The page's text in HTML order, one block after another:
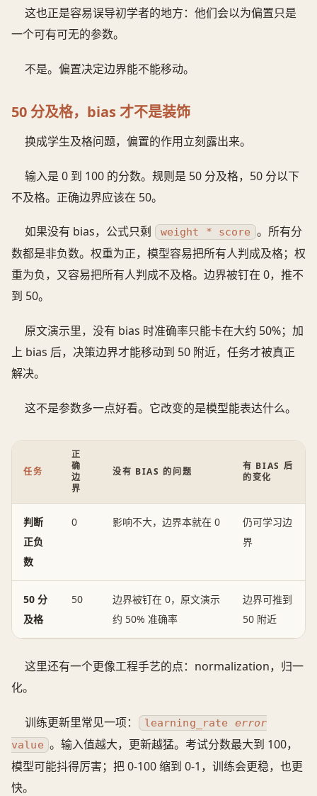
这也正是容易误导初学者的地方：他们会以为偏置只是
一个可有可无的参数。
不是。偏置决定边界能不能移动。
50 分及格，bias 才不是装饰
换成学生及格问题，偏置的作用立刻露出来。
输入是 0 到 100 的分数。规则是 50 分及格，50 分以下
不及格。正确边界应该在 50。
如果没有 bias，公式只剩 weight * score 。所有分
数都是非负数。权重为正，模型容易把所有人判成及格；权
重为负，又容易把所有人判成不及格。边界被钉在 0，推不
到 50。
原文演示里，没有 bias 时准确率只能卡在大约 50%；加
上 bias 后，决策边界才能移动到 50 附近，任务才被真正
解决。
这不是参数多一点好看。它改变的是模型能表达什么。
任务
正
确
边
界
没有 BIAS 的问题
有 BIAS 后
的变化
判断
正负
数
0 影响不大，边界本就在 0
仍可学习边
界
50 分
及格
50
边界被钉在 0，原文演示
约 50% 准确率
边界可推到
50 附近
这里还有一个更像工程手艺的点：normalization，归一
化。
训练更新里常见一项： learning_rate error
value 。输入值越大，更新越猛。考试分数最大到 100，
模型可能抖得厉害；把 0-100 缩到 0-1，训练会更稳，也更
快。